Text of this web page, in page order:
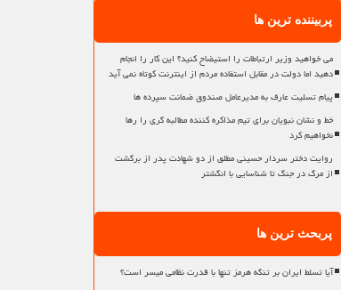
پربیننده ترین ها
می خواهید وزیر ارتباطات را استیضاح کنید؟ این کار را انجام
دهید اما دولت در مقابل استفاده مردم از اینترنت کوتاه نمی آید
پیام تسلیت عارف به مدیرعامل صندوق ضمانت سپرده ها
خط و نشان نبویان برای تیم مذاکره کننده مطالبه گری را رها
نخواهیم کرد
روایت دختر سردار حسینی مطلق از دو شهادت پدر از برگشت
از مرگ در جنگ تا شناسایی با انگشتر
پربحث ترین ها
آیا تسلط ایران بر تنگه هرمز تنها با قدرت نظامی میسر است؟